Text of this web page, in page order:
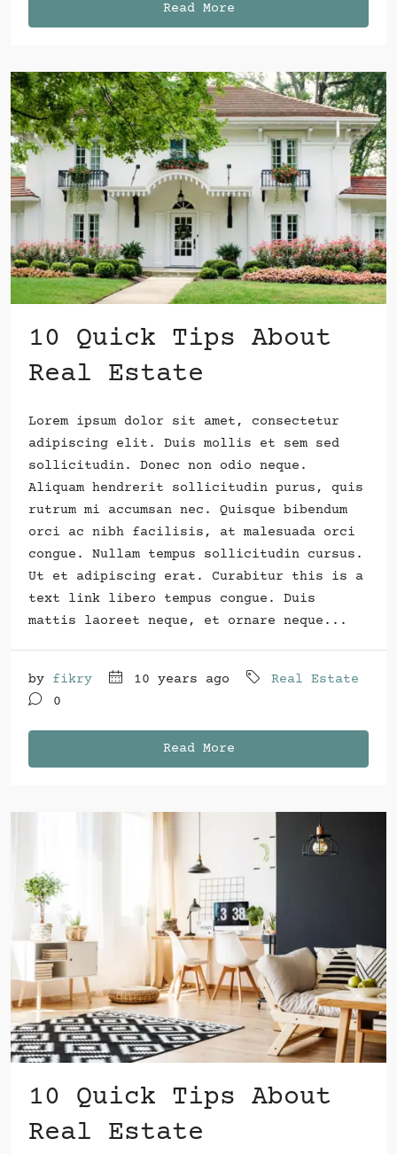
Read More
10 Quick Tips About
Real Estate
Lorem ipsum dolor sit amet, consectetur
adipiscing elit. Duis mollis et sem sed
sollicitudin. Donec non odio neque.
Aliquam hendrerit sollicitudin purus, quis
rutrum mi accumsan nec. Quisque bibendum
orci ac nibh facilisis, at malesuada orci
congue. Nullam tempus sollicitudin cursus.
Ut et adipiscing erat. Curabitur this is a
text link libero tempus congue. Duis
mattis laoreet neque, et ornare neque...
by fikry 10 years ago
Real Estate
0
Read More
10 Quick Tips About
Real Estate